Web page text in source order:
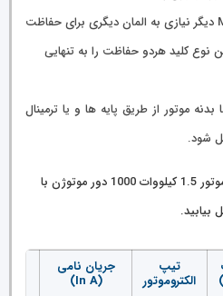
در صورت استفاده از کلید MPCB دیگر نیازی به المان دیگری برای حفاظت
نوع کلید هردو حفاظت را به تنهایی
موتور از طریق پایه ها و یا ترمینال
شود.
اطلاعات بیشتر در خصوص الکتروموتور 1.5 کیلووات 1000 دور موتوژن با
بیابید.
تیپ
الکتروموتور
جریان نامی
(In A)